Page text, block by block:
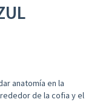
anatomía en la
de la cofia y el